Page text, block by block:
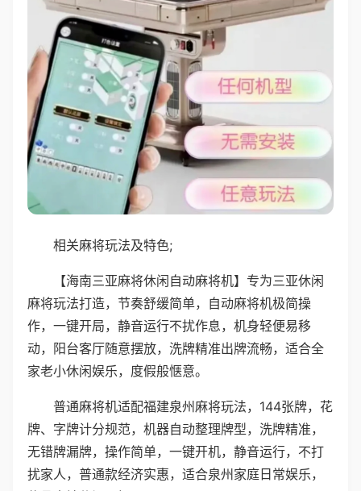
相关麻将玩法及特色;
【海南三亚麻将休闲自动麻将机】专为三亚休闲
麻将玩法打造，节奏舒缓简单，自动麻将机极简操
作，一键开局，静音运行不扰作息，机身轻便易移
动，阳台客厅随意摆放，洗牌精准出牌流畅，适合全
家老小休闲娱乐，度假般惬意。
普通麻将机适配福建泉州麻将玩法，144张牌，花
牌、字牌计分规范，机器自动整理牌型，洗牌精准，
无错牌漏牌，操作简单，一键开机，静音运行，不打
扰家人，普通款经济实惠，适合泉州家庭日常娱乐，